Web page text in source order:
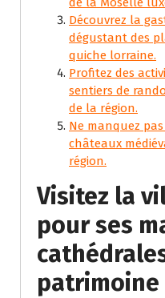
Découvrez la
dégustant des
quiche lorraine.
Profitez des
sentiers de
de la région.
Ne manquez
châteaux
région.
Visitez la
pour ses